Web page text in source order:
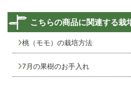
こちらの商品に関連する栽
桃（モモ）の栽培方法
7月の果樹のお手入れ